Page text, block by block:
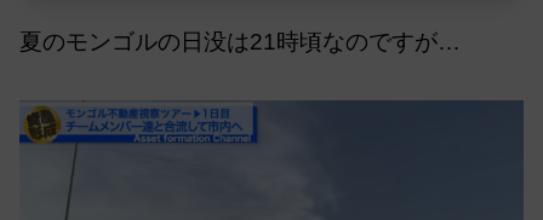
夏のモンゴルの日没は21時頃なのですが…